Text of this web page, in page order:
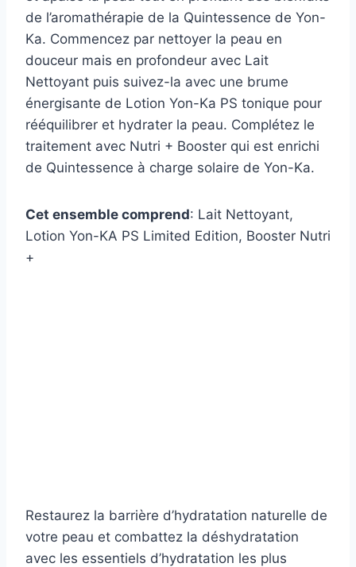
de l’aromathérapie de la Quintessence de Yon-
Ka. Commencez par nettoyer la peau en
douceur mais en profondeur avec Lait
Nettoyant puis suivez-la avec une brume
énergisante de Lotion Yon-Ka PS tonique pour
rééquilibrer et hydrater la peau. Complétez le
traitement avec Nutri + Booster qui est enrichi
de Quintessence à charge solaire de Yon-Ka.
Cet ensemble comprend: Lait Nettoyant,
Lotion Yon-KA PS Limited Edition, Booster Nutri
+
Restaurez la barrière d’hydratation naturelle de
votre peau et combattez la déshydratation
avec les essentiels d’hydratation les plus